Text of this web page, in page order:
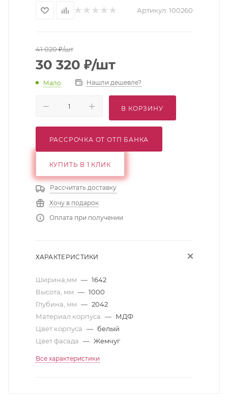
Артикул: 100260
41 020₽/шт
30 320 ₽/шт
Мало Нашли дешевле?
В КОРЗИНУ
РАССРОЧКА ОТ ОТП БАНКА
КУПИТЬ В 1 КЛИК
Рассчитать доставку
Хочу в подарок
Оплата при получении
ХАРАКТЕРИСТИКИ
Ширина,мм — 1642
Высота, мм — 1000
Глубина, мм — 2042
Материал корпуса — МДФ
Цвет корпуса — белый
Цвет фасада — Жемчуг
Все характеристики